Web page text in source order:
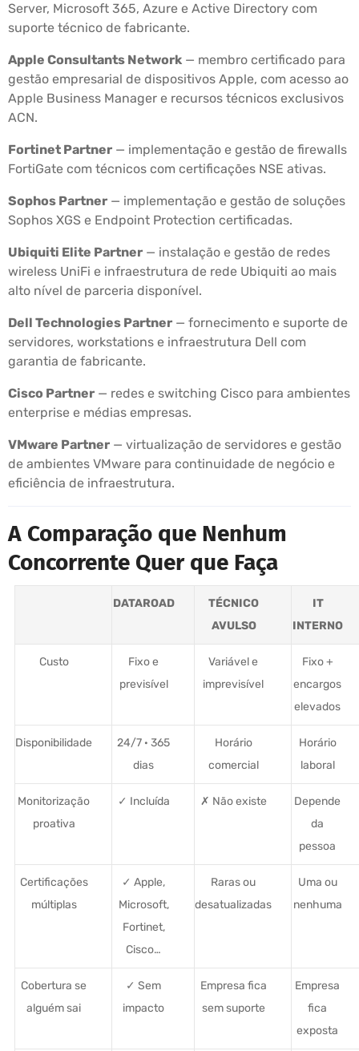
Server, Microsoft 365, Azure e Active Directory com
suporte técnico de fabricante.
Apple Consultants Network — membro certificado para
gestão empresarial de dispositivos Apple, com acesso ao
Apple Business Manager e recursos técnicos exclusivos
ACN.
Fortinet Partner — implementação e gestão de firewalls
FortiGate com técnicos com certificações NSE ativas.
Sophos Partner — implementação e gestão de soluções
Sophos XGS e Endpoint Protection certificadas.
Ubiquiti Elite Partner — instalação e gestão de redes
wireless UniFi e infraestrutura de rede Ubiquiti ao mais
alto nível de parceria disponível.
Dell Technologies Partner — fornecimento e suporte de
servidores, workstations e infraestrutura Dell com
garantia de fabricante.
Cisco Partner — redes e switching Cisco para ambientes
enterprise e médias empresas.
VMware Partner — virtualização de servidores e gestão
de ambientes VMware para continuidade de negócio e
eficiência de infraestrutura.
A Comparação que Nenhum
Concorrente Quer que Faça
DATAROAD
TÉCNICO
AVULSO
IT
INTERNO
Custo
Fixo e
previsível
Variável e
imprevisível
Fixo +
encargos
elevados
Disponibilidade
24/7 · 365
dias
Horário
comercial
Horário
laboral
Monitorização
proativa
✓ Incluída ✗ Não existe
Depende
da
pessoa
Certificações
múltiplas
✓ Apple,
Microsoft,
Fortinet,
Cisco…
Raras ou
desatualizadas
Uma ou
nenhuma
Cobertura se
alguém sai
✓ Sem
impacto
Empresa fica
sem suporte
Empresa
fica
exposta